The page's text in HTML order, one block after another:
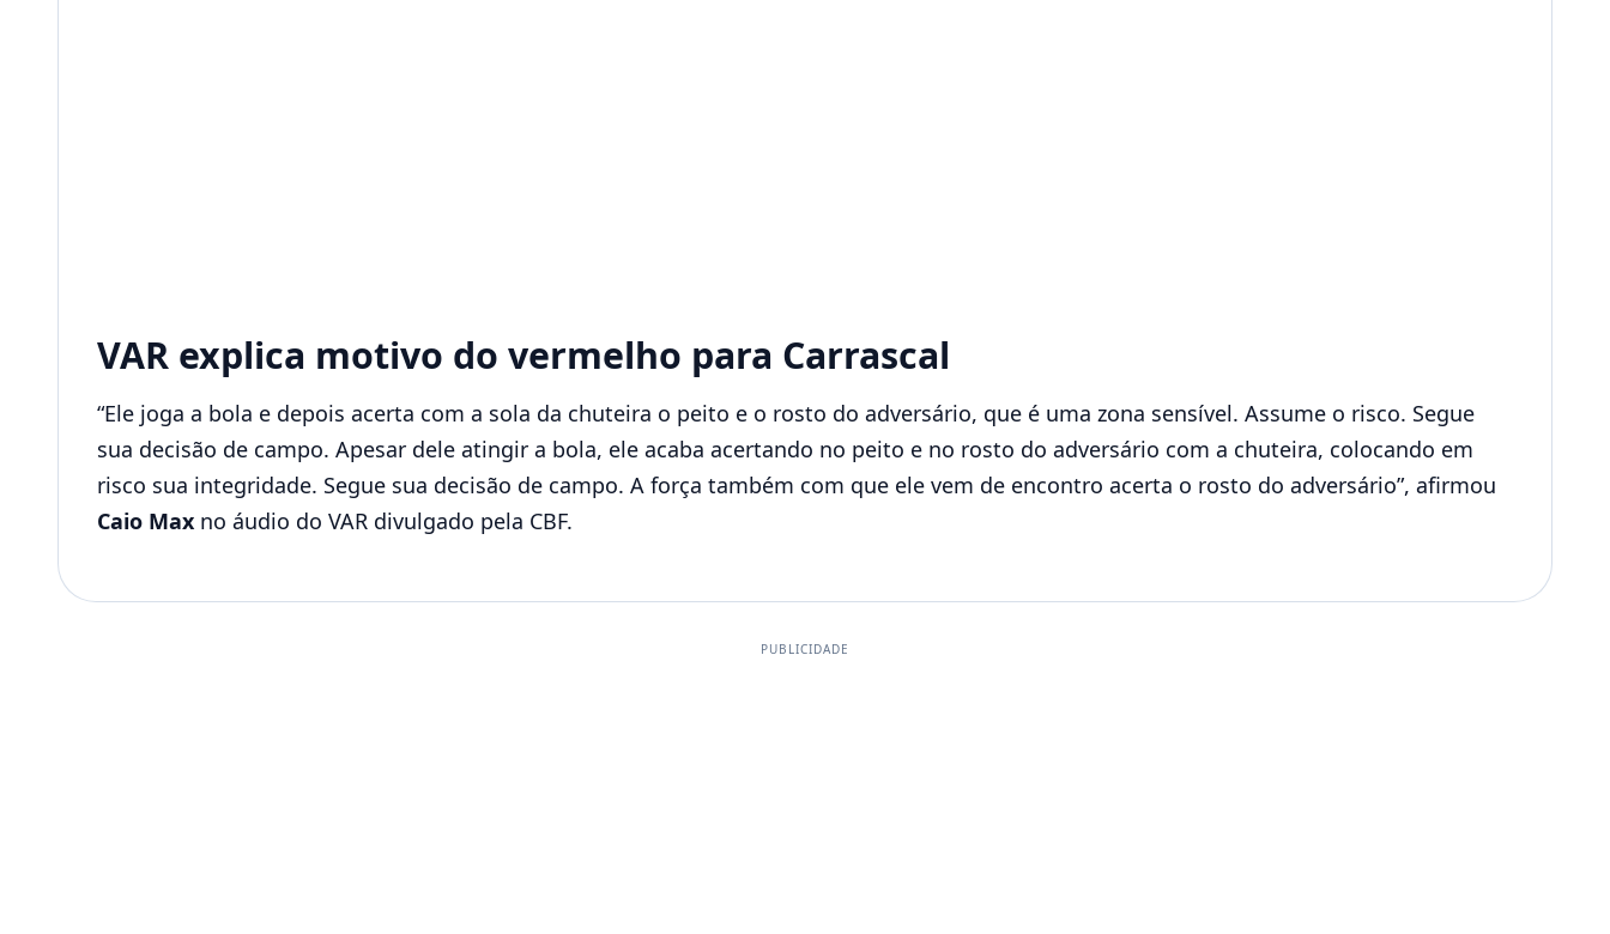
VAR explica motivo do vermelho para Carrascal
“Ele joga a bola e depois acerta com a sola da chuteira o peito e o rosto do adversário, que é uma zona sensível. Assume o risco. Segue
sua decisão de campo. Apesar dele atingir a bola, ele acaba acertando no peito e no rosto do adversário com a chuteira, colocando em
risco sua integridade. Segue sua decisão de campo. A força também com que ele vem de encontro acerta o rosto do adversário”, afirmou
Caio Max no áudio do VAR divulgado pela CBF.
PUBLICIDADE